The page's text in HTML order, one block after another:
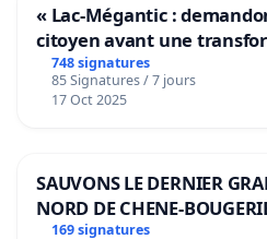
« Lac-Mégantic :
citoyen avant une
de notre territoire »
748 signatures
85 Signatures / 7 jours
17 Oct 2025
SAUVONS LE DERNIER
NORD DE CHENE-
169 signatures